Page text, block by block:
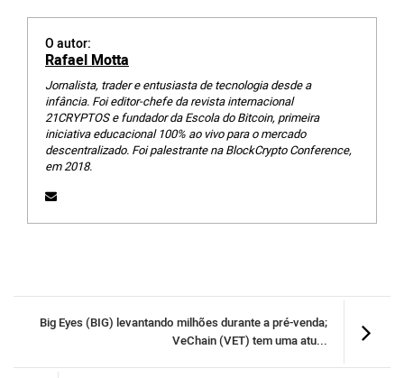
O autor:
Rafael Motta
Jornalista, trader e entusiasta de tecnologia desde a
infância. Foi editor-chefe da revista internacional
21CRYPTOS e fundador da Escola do Bitcoin, primeira
iniciativa educacional 100% ao vivo para o mercado
descentralizado. Foi palestrante na BlockCrypto Conference,
em 2018.
Big Eyes (BIG) levantando milhões durante a pré-venda;
VeChain (VET) tem uma atu...